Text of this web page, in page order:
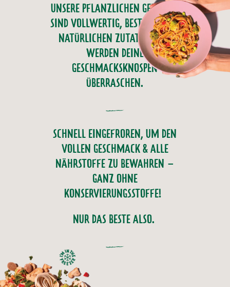
UNSERE PFLANZLICHEN GERICHTE
SIND VOLLWERTIG, BESTEHEN AUS
NATÜRLICHEN ZUTATEN, UND
WERDEN DEINE
GESCHMACKSKNOSPEN
ÜBERRASCHEN.
SCHNELL EINGEFROREN, UM DEN
VOLLEN GESCHMACK & ALLE
NÄHRSTOFFE ZU BEWAHREN –
GANZ OHNE
KONSERVIERUNGSSTOFFE!
NUR DAS BESTE ALSO.